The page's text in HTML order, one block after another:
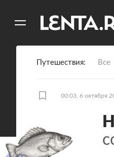
Путешествия Все
00:03, 6 октября